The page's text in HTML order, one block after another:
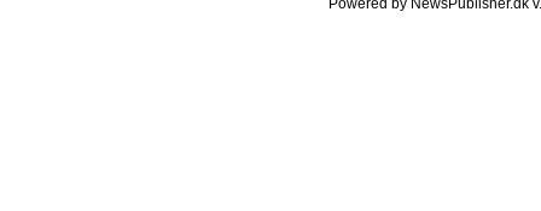
Powered by NewsPublisher.dk